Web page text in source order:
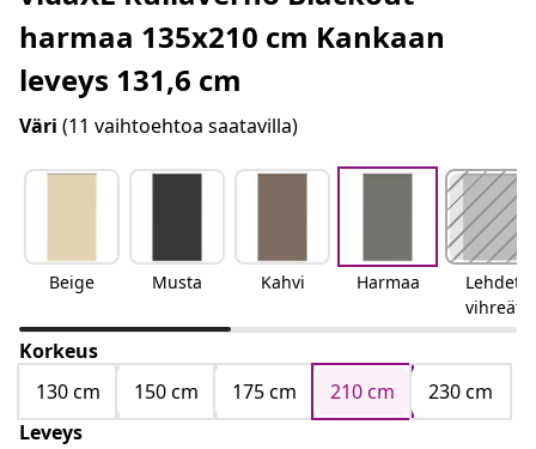
harmaa 135x210 cm Kankaan
leveys 131,6 cm
Väri (11 vaihtoehtoa saatavilla)
Beige Musta Kahvi Harmaa
Lehdet
vihreät
Korkeus
130 cm
150 cm 175 cm 210 cm
230 cm
Leveys